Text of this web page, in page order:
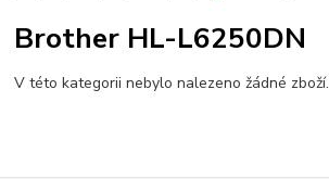
Brother HL-L6250DN
V této kategorii nebylo nalezeno žádné zboží.